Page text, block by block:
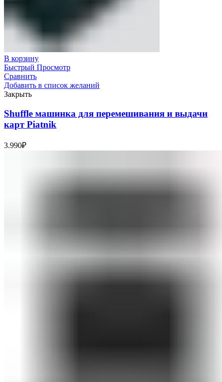
В корзину
Быстрый Просмотр
Сравнить
Добавить в список желаний
Закрыть
Shuffle машинка для перемешивания и выдачи
карт Piatnik
3.990₽